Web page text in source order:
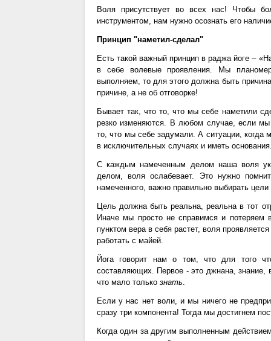
Воля присутствует во всех нас! Чтобы
инструментом, нам нужно осознать его
Принцип "наметил-сделал"
Есть такой важный принцип в раджа йоге –
в себе волевые проявления. Мы
выполняем, то для этого должна быть
причине, а не об отговорке!
Бывает так, что то, что мы себе наметили
резко изменяются. В любом случае, если мы
то, что мы себе задумали. А ситуации,
в исключительных случаях и иметь
С каждым намеченным делом наша воля
делом, воля ослабевает. Это нужно
намеченного, важно правильно выбирать
Цель должна быть реальна, реальна в тот
Иначе мы просто не справимся и
пунктом вера в себя растет, воля
работать с майей.
Йога говорит нам о том, что для того
составляющих. Первое - это джнана, знание,
что мало только знать.
Если у нас нет воли, и мы ничего не
сразу три компонента! Тогда мы достигнем
Когда один за другим выполненным